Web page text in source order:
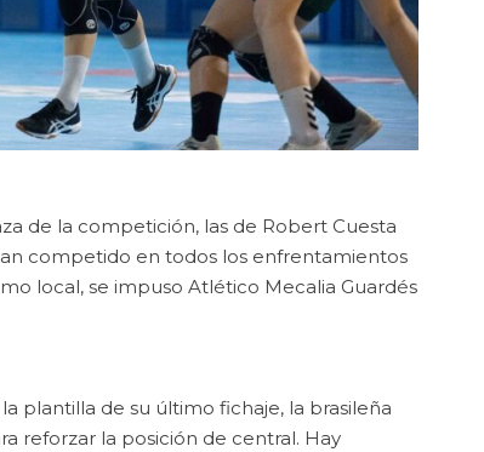
de la competición, las de Robert Cuesta
competido en todos los enfrentamientos
local, se impuso Atlético Mecalia Guardés
plantilla de su último fichaje, la brasileña
reforzar la posición de central. Hay